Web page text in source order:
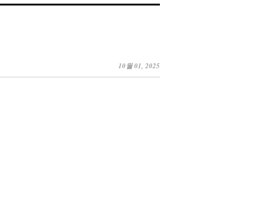
10월 01, 2025